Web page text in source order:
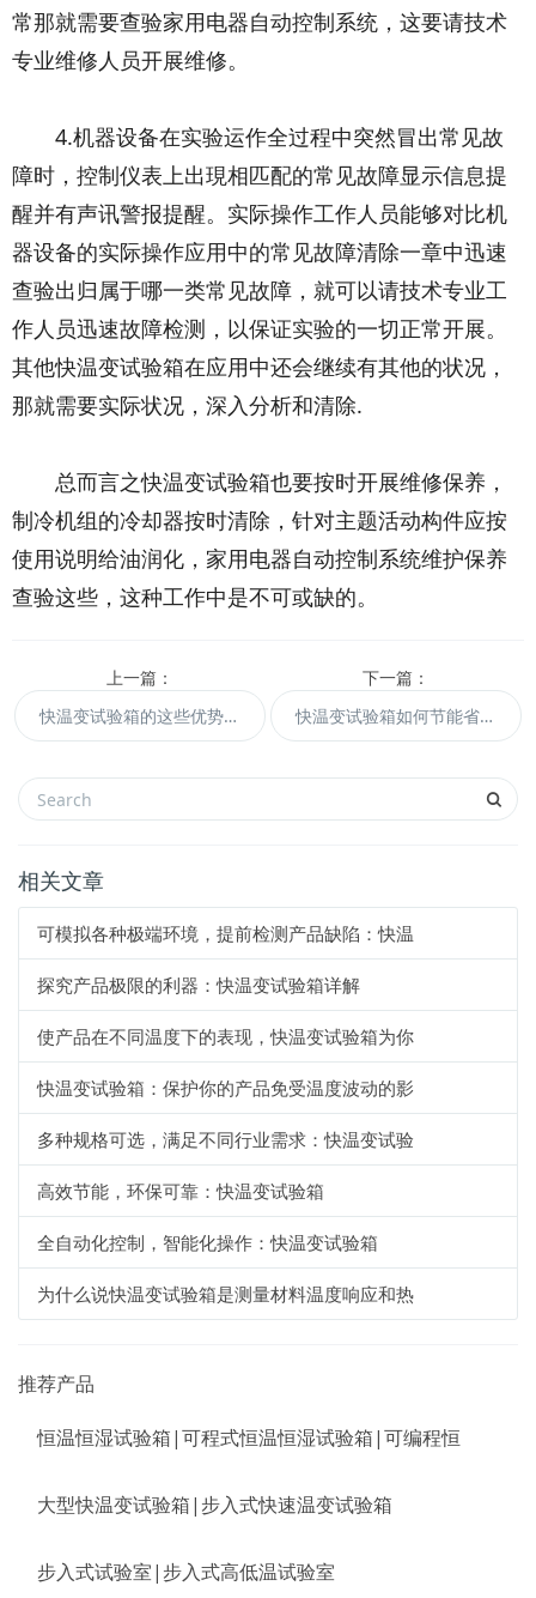
常那就需要查验家用电器自动控制系统，这要请技术
专业维修人员开展维修。
4.机器设备在实验运作全过程中突然冒出常见故
障时，控制仪表上出現相匹配的常见故障显示信息提
醒并有声讯警报提醒。实际操作工作人员能够对比机
器设备的实际操作应用中的常见故障清除一章中迅速
查验出归属于哪一类常见故障，就可以请技术专业工
作人员迅速故障检测，以保证实验的一切正常开展。
其他快温变试验箱在应用中还会继续有其他的状况，
那就需要实际状况，深入分析和清除.
总而言之快温变试验箱也要按时开展维修保养，
制冷机组的冷却器按时清除，针对主题活动构件应按
使用说明给油润化，家用电器自动控制系统维护保养
查验这些，这种工作中是不可或缺的。
上一篇：
快温变试验箱的这些优势性不能不知道
下一篇：
快温变试验箱如何节能省电
相关文章
可模拟各种极端环境，提前检测产品缺陷：快温
探究产品极限的利器：快温变试验箱详解
使产品在不同温度下的表现，快温变试验箱为你
快温变试验箱：保护你的产品免受温度波动的影
多种规格可选，满足不同行业需求：快温变试验
高效节能，环保可靠：快温变试验箱
全自动化控制，智能化操作：快温变试验箱
为什么说快温变试验箱是测量材料温度响应和热
推荐产品
恒温恒湿试验箱|可程式恒温恒湿试验箱|可编程恒
大型快温变试验箱|步入式快速温变试验箱
步入式试验室|步入式高低温试验室